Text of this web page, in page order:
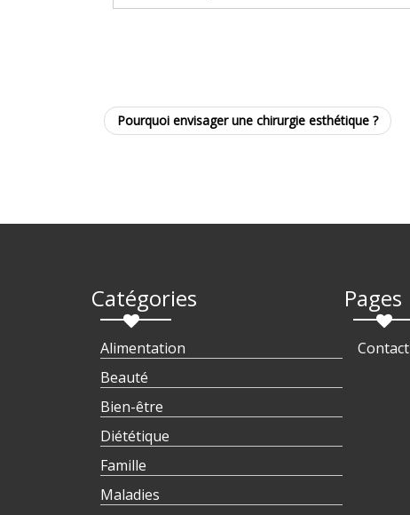
Pourquoi envisager une chirurgie esthétique ?
Catégories
Alimentation
Beauté
Bien-être
Diététique
Famille
Maladies
Pages
Contact